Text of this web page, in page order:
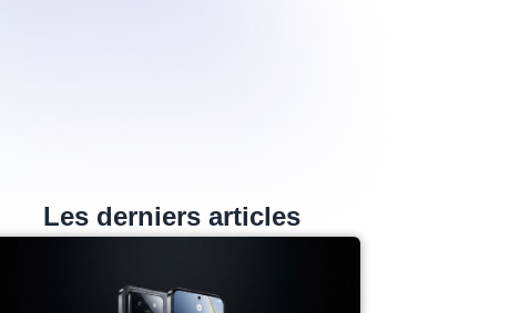
Les derniers articles